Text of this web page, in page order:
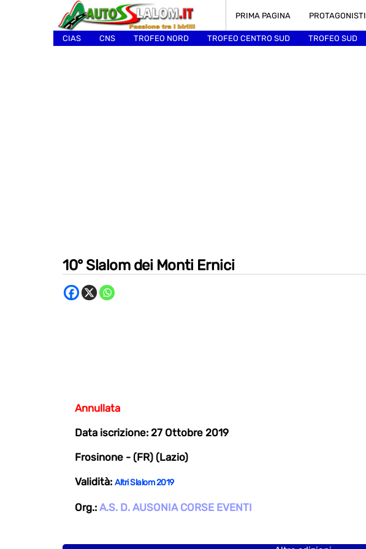
PRIMA PAGINA PROTAGONISTI
CIAS CNS TROFEO NORD TROFEO CENTRO SUD TROFEO SUD
10° Slalom dei Monti Ernici
Annullata
Data iscrizione: 27 Ottobre 2019
Frosinone - (FR) (Lazio)
Validità: Altri Slalom 2019
Org.: A.S. D. AUSONIA CORSE EVENTI